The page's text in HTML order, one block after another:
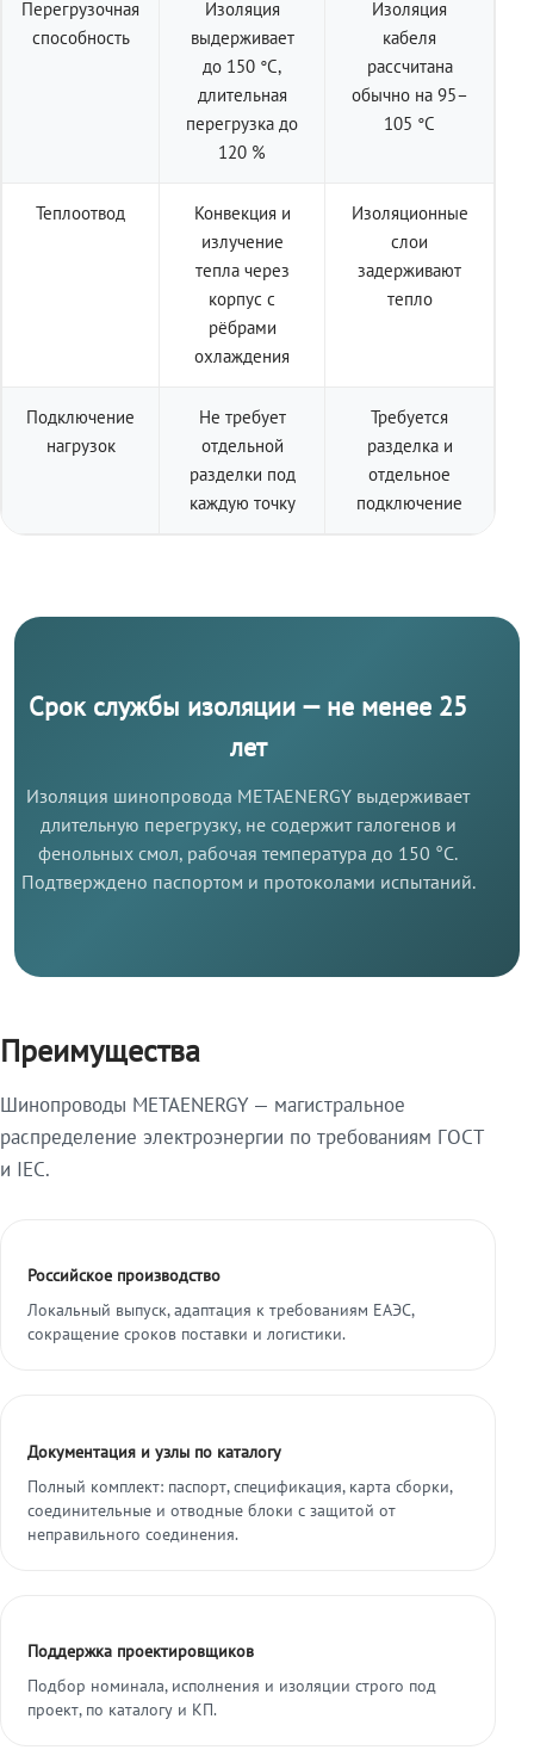
Перегрузочная
способность
Изоляция
выдерживает
до 150 °C,
длительная
перегрузка до
120 %
Изоляция
кабеля
рассчитана
обычно на 95–
105 °C
Теплоотвод
Конвекция и
излучение
тепла через
корпус с
рёбрами
охлаждения
Изоляционные
слои
задерживают
тепло
Подключение
нагрузок
Не требует
отдельной
разделки под
каждую точку
Требуется
разделка и
отдельное
подключение
Срок службы изоляции — не менее 25
лет
Изоляция шинопровода METAENERGY выдерживает
длительную перегрузку, не содержит галогенов и
фенольных смол, рабочая температура до 150 °C.
Подтверждено паспортом и протоколами испытаний.
Преимущества
Шинопроводы METAENERGY — магистральное
распределение электроэнергии по требованиям ГОСТ
и IEC.
Российское производство
Локальный выпуск, адаптация к требованиям ЕАЭС,
сокращение сроков поставки и логистики.
Документация и узлы по каталогу
Полный комплект: паспорт, спецификация, карта сборки,
соединительные и отводные блоки с защитой от
неправильного соединения.
Поддержка проектировщиков
Подбор номинала, исполнения и изоляции строго под
проект, по каталогу и КП.